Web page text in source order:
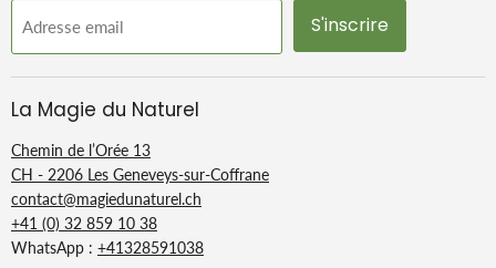
La savonnerie Marius Fabre est l’un des quatre membres
promouvoir le savon de Marseille authentique.
Adresse email S'inscrire
La Magie du Naturel
Chemin de l’Orée 13
CH - 2206 Les Geneveys-sur-Coffrane
contact@magiedunaturel.ch
+41 (0) 32 859 10 38
WhatsApp : +41328591038